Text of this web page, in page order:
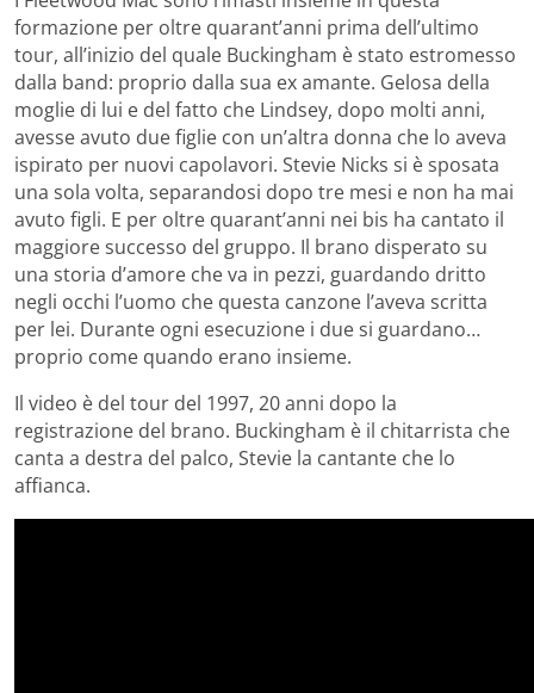
formazione per oltre quarant’anni prima dell’ultimo
tour, all’inizio del quale Buckingham è stato estromesso
dalla band: proprio dalla sua ex amante. Gelosa della
moglie di lui e del fatto che Lindsey, dopo molti anni,
avesse avuto due figlie con un’altra donna che lo aveva
ispirato per nuovi capolavori. Stevie Nicks si è sposata
una sola volta, separandosi dopo tre mesi e non ha mai
avuto figli. E per oltre quarant’anni nei bis ha cantato il
maggiore successo del gruppo. Il brano disperato su
una storia d’amore che va in pezzi, guardando dritto
negli occhi l’uomo che questa canzone l’aveva scritta
per lei. Durante ogni esecuzione i due si guardano…
proprio come quando erano insieme.
Il video è del tour del 1997, 20 anni dopo la
registrazione del brano. Buckingham è il chitarrista che
canta a destra del palco, Stevie la cantante che lo
affianca.